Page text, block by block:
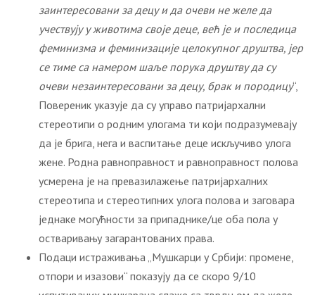
заинтересовани за децу и да очеви не желе да
учествују у животима своје деце, већ је и последица
феминизма и феминизације целокупног друштва, јер
се тиме са намером шаље порука друштву да су
очеви незаинтересовани за децу, брак и породицу“,
Повереник указује да су управо патријархални
стереотипи о родним улогама ти који подразумевају
да је брига, нега и васпитање деце искључиво улога
жене. Родна равноправност и равноправност полова
усмерена је на превазилажење патријархалних
стереотипа и стереотипних улога полова и заговара
једнаке могућности за припаднике/це оба пола у
остваривању загарантованих права.
Подаци истраживања „Мушкарци у Србији: промене,
отпори и изазови“ показују да се скоро 9/10